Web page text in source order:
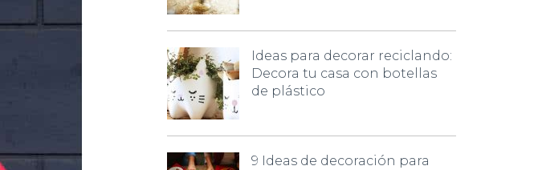
Ideas para decorar reciclando:
Decora tu casa con botellas
de plástico
9 Ideas de decoración para